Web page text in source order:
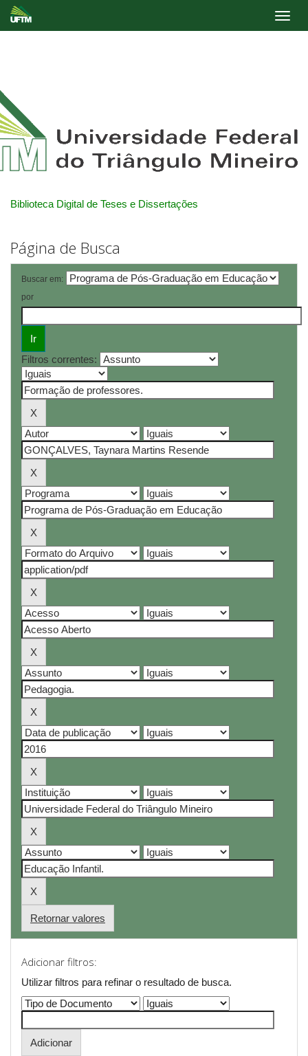
Biblioteca Digital de Teses e Dissertações
Página de Busca
Buscar em:
por
Filtros correntes:
Retornar valores
Adicionar filtros:
Utilizar filtros para refinar o resultado de busca.